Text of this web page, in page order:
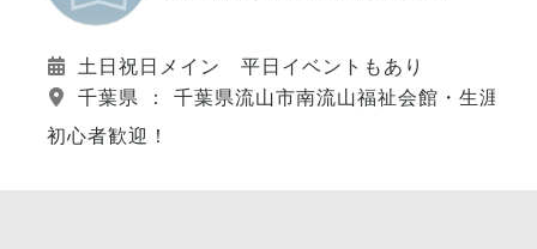
土日祝日メイン 平日イベントもあり
千葉県 ： 千葉県流山市南流山福祉会館・生涯学
初心者歓迎！